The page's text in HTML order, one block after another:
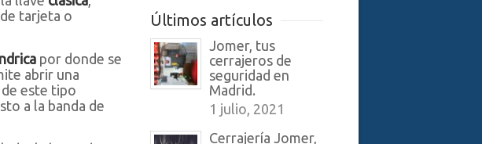
de tarjeta o
por donde se
abrir una
este tipo
a la banda de
Últimos artículos
Jomer, tus
cerrajeros de
seguridad en
Madrid.
1 julio, 2021
Cerrajería Jomer,